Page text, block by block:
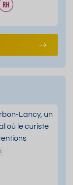
Lancy, un
où le curiste